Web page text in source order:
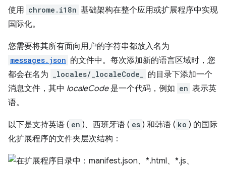
使用 chrome.i18n 基础架构在整个应用或扩展程序中实现
国际化。
您需要将其所有面向用户的字符串都放入名为
messages.json 的文件中。每次添加新的语言区域时，您
都会在名为
_locales/_localeCode_
的目录下添加一个
消息文件，其中 localeCode是一个代码，例如 en 表示英
语。
以下是支持英语 ( en )、西班牙语 ( es ) 和韩语 ( ko ) 的国际
化扩展程序的文件夹层次结构：